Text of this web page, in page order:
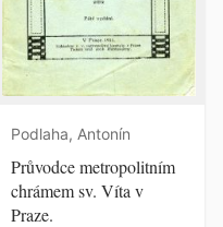
Podlaha, Antonín
Průvodce metropolitním
chrámem sv. Víta v
Praze.